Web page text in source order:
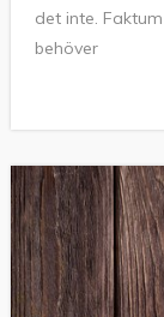
det inte.
behöver